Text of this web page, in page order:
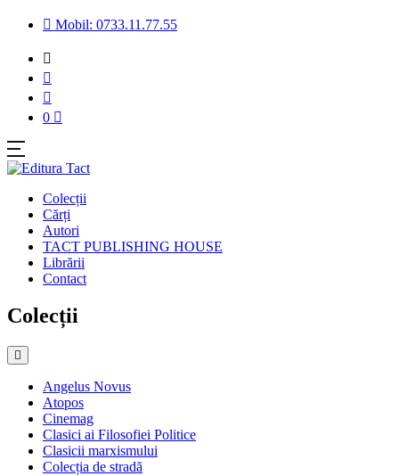
Mobil: 0733.11.77.55
0
Colecții
Cărți
Autori
TACT PUBLISHING HOUSE
Librării
Contact
Colecții
Angelus Novus
Atopos
Cinemag
Clasici ai Filosofiei Politice
Clasicii marxismului
Colecția de stradă